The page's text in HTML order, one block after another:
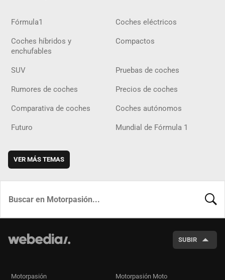
Fórmula1 Coches eléctricos
Coches híbridos y
enchufables
Compactos
SUV Pruebas de coches
Rumores de coches Precios de coches
Comparativa de coches Coches autónomos
Futuro Mundial de Fórmula 1
VER MÁS TEMAS
SUBIR
Motorpasión Motorpasión Moto